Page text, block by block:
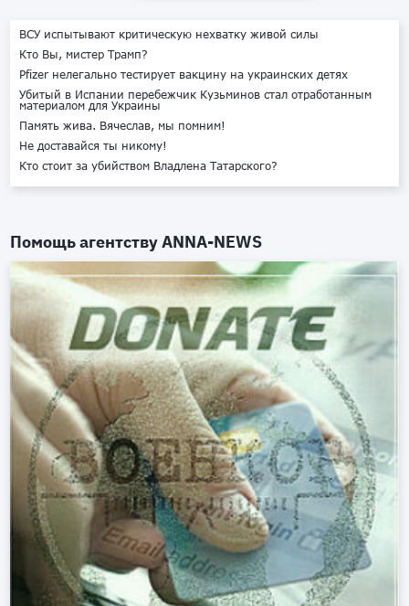
ВСУ испытывают критическую нехватку живой силы
Кто Вы, мистер Трамп?
Pfizer нелегально тестирует вакцину на украинских детях
Убитый в Испании перебежчик Кузьминов стал отработанным
материалом для Украины
Память жива. Вячеслав, мы помним!
Не доставайся ты никому!
Кто стоит за убийством Владлена Татарского?
Помощь агентствуANNA-NEWS